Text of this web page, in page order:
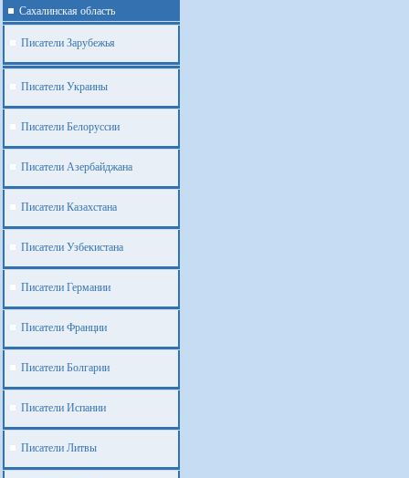
Cахалинская область
Писатели Зарубежья
Писатели Украины
Писатели Белоруссии
Писатели Азербайджана
Писатели Казахстана
Писатели Узбекистана
Писатели Германии
Писатели Франции
Писатели Болгарии
Писатели Испании
Писатели Литвы